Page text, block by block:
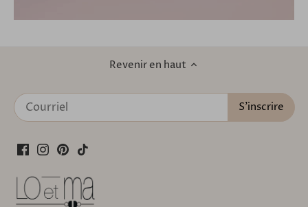
Revenir en haut